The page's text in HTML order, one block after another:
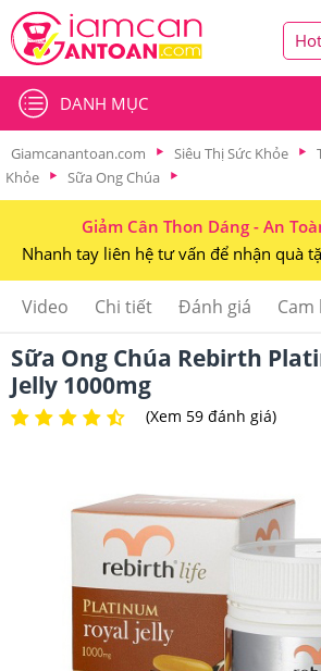
DANH MỤC
Giamcanantoan.com Siêu Thị Sức Khỏe
Khỏe
Sữa Ong Chúa
Giảm Cân Thon Dáng - An
Nhanh tay liên hệ tư vấn để nhận quà
Video Chi tiết Đánh giá Cam
Sữa Ong Chúa Rebirth
Jelly 1000mg
(Xem 59 đánh giá)